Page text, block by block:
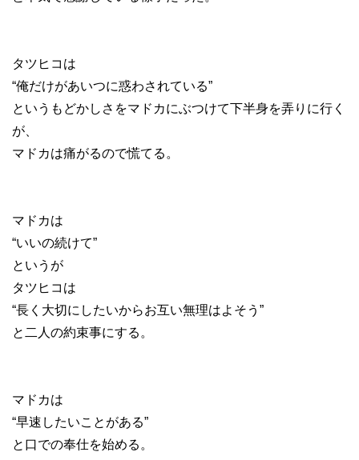
タツヒコは
“俺だけがあいつに惑わされている”
というもどかしさをマドカにぶつけて下半身を弄りに行く
が、
マドカは痛がるので慌てる。
マドカは
“いいの続けて”
というが
タツヒコは
“長く大切にしたいからお互い無理はよそう”
と二人の約束事にする。
マドカは
“早速したいことがある”
と口での奉仕を始める。